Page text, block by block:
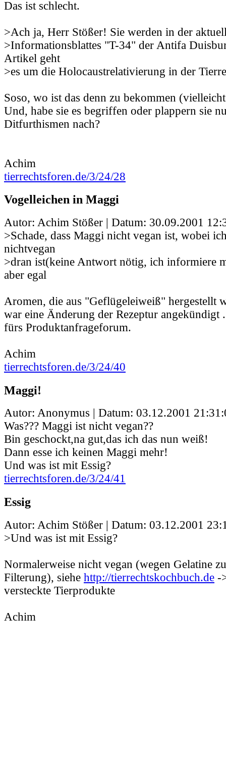
Das ist schlecht.
>Ach ja, Herr Stößer! Sie werden in der
>Informationsblattes "T-34" der Antifa
Artikel geht
>es um die Holocaustrelativierung in der
Soso, wo ist das denn zu bekommen
Und, habe sie es begriffen oder plappern sie
Ditfurthismen nach?
Achim
tierrechtsforen.de/3/24/28
Vogelleichen in Maggi
Autor: Achim Stößer | Datum: 30.09.2001
>Schade, dass Maggi nicht vegan ist, wobei
nichtvegan
>dran ist(keine Antwort nötig, ich informiere
aber egal
Aromen, die aus "Geflügeleiweiß" hergestellt
war eine Änderung der Rezeptur angekündigt
fürs Produktanfrageforum.
Achim
tierrechtsforen.de/3/24/40
Maggi!
Autor: Anonymus | Datum: 03.12.2001
Was??? Maggi ist nicht vegan??
Bin geschockt,na gut,das ich das nun weiß!
Dann esse ich keinen Maggi mehr!
Und was ist mit Essig?
tierrechtsforen.de/3/24/41
Essig
Autor: Achim Stößer | Datum: 03.12.2001
>Und was ist mit Essig?
Normalerweise nicht vegan (wegen Gelatine
Filterung), siehe http://tierrechtskochbuch.de -
versteckte Tierprodukte
Achim